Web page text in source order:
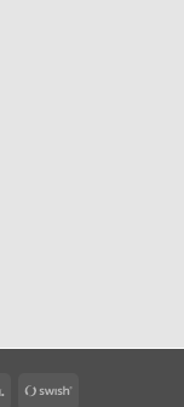
Klarna